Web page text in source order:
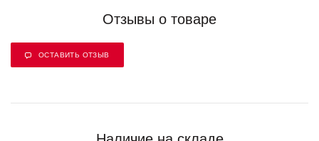
Отзывы о товаре
ОСТАВИТЬ ОТЗЫВ